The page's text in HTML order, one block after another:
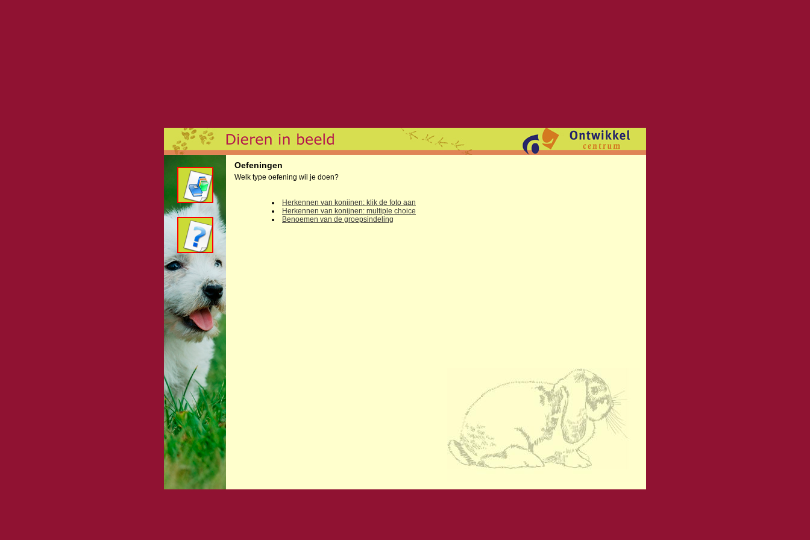
Oefeningen
Welk type oefening wil je doen?
Herkennen van konijnen: klik de foto aan
Herkennen van konijnen: multiple choice
Benoemen van de groepsindeling